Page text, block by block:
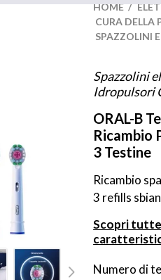
HOME /
CURA DELLA
SPAZZOLINI
Spazzolini
Idropulsori
ORAL-B
Ricambio
3 Testine
Ricambio
3 refills
Scopri
Numero di